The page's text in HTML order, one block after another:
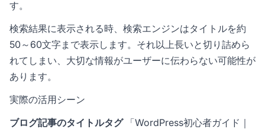
す。
検索結果に表示される時、検索エンジンはタイトルを約
50～60文字まで表示します。それ以上長いと切り詰めら
れてしまい、大切な情報がユーザーに伝わらない可能性が
あります。
実際の活用シーン
ブログ記事のタイトルタグ「WordPress初心者ガイド｜